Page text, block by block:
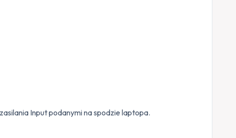
Input podanymi na spodzie laptopa.